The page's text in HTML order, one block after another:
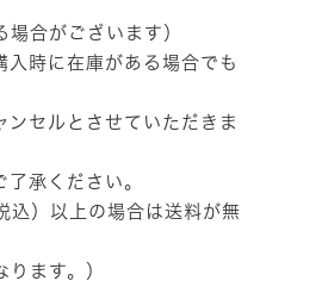
場合がございます）
時に在庫がある場合でも
セルとさせていただきま
承ください。
）以上の場合は送料が無
ます。）